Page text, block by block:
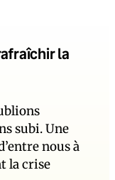
la
subi. Une
nous à
la crise